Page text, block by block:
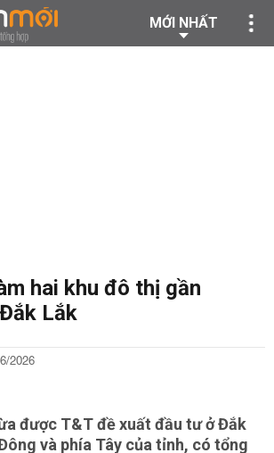
MỚI NHẤT
hai khu đô thị gần
Lắk
2026
được T&T đề xuất đầu tư ở Đắk
và phía Tây của tỉnh, có tổng